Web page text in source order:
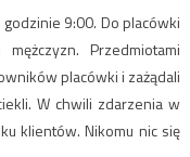
9:00. Do placówki
Przedmiotami
placówki i zażądali
W chwili zdarzenia w
klientów. Nikomu nic się